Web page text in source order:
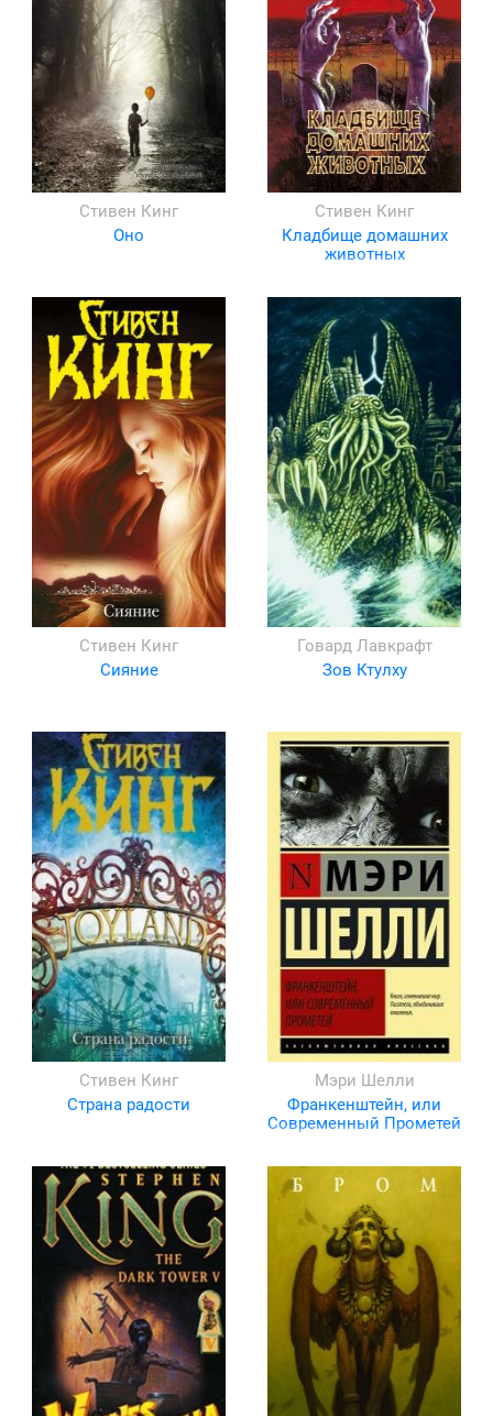
Стивен Кинг
Оно
Стивен Кинг
Кладбище домашних
животных
Стивен Кинг
Сияние
Говард Лавкрафт
Зов Ктулху
Стивен Кинг
Страна радости
Мэри Шелли
Франкенштейн, или
Современный Прометей